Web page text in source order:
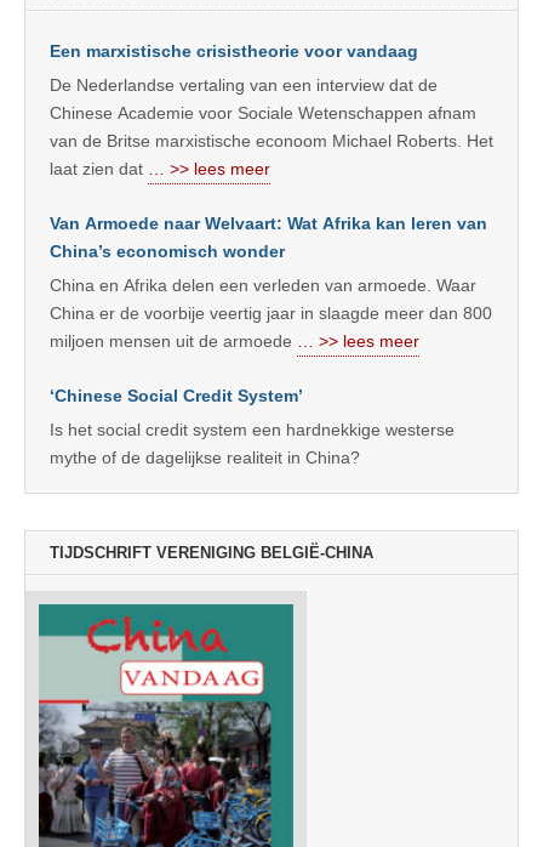
Een marxistische crisistheorie voor vandaag
De Nederlandse vertaling van een interview dat de
Chinese Academie voor Sociale Wetenschappen afnam
van de Britse marxistische econoom Michael Roberts. Het
laat zien dat
… >> lees meer
Van Armoede naar Welvaart: Wat Afrika kan leren van
China’s economisch wonder
China en Afrika delen een verleden van armoede. Waar
China er de voorbije veertig jaar in slaagde meer dan 800
miljoen mensen uit de armoede
… >> lees meer
‘Chinese Social Credit System’
Is het social credit system een hardnekkige westerse
mythe of de dagelijkse realiteit in China?
TIJDSCHRIFT VERENIGING BELGIË-CHINA